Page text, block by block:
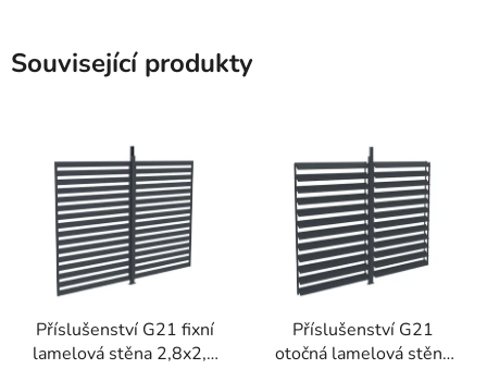
Související produkty
Příslušenství G21 fixní
lamelová stěna 2,8x2,2
Příslušenství G21
otočná lamelová stěna